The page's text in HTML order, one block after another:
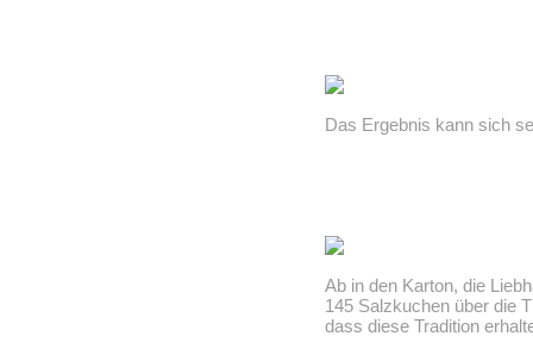
Das Ergebnis kann sich
Ab in den Karton, die
145 Salzkuchen über die
dass diese Tradition